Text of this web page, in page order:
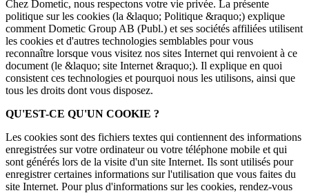
Chez Dometic, nous respectons votre vie privée. La présente
politique sur les cookies (la &laquo; Politique &raquo;) explique
comment Dometic Group AB (Publ.) et ses sociétés affiliées utilisent
les cookies et d'autres technologies semblables pour vous
reconnaître lorsque vous visitez nos sites Internet qui renvoient à ce
document (le &laquo; site Internet &raquo;). Il explique en quoi
consistent ces technologies et pourquoi nous les utilisons, ainsi que
tous les droits dont vous disposez.
QU'EST-CE QU'UN COOKIE ?
Les cookies sont des fichiers textes qui contiennent des informations
enregistrées sur votre ordinateur ou votre téléphone mobile et qui
sont générés lors de la visite d'un site Internet. Ils sont utilisés pour
enregistrer certaines informations sur l'utilisation que vous faites du
site Internet. Pour plus d'informations sur les cookies, rendez-vous